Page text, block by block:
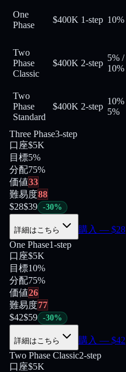
One
Phase
$400K 1-step 10%
Two
Phase
Classic
$400K 2-step
5% /
10%
Two
Phase
Standard
$400K 2-step
10%
5%
Three Phase3-step
口座$5K
目標5%
分配75%
価値33
難易度88
$28$39 -30%
詳細はこちら 購入 — $28
One Phase1-step
口座$5K
目標10%
分配75%
価値26
難易度77
$42$59 -30%
詳細はこちら 購入 — $42
Two Phase Classic2-step
口座$5K